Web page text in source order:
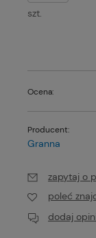
szt.
Ocena:
Producent:
Granna
zapytaj o
poleć
dodaj